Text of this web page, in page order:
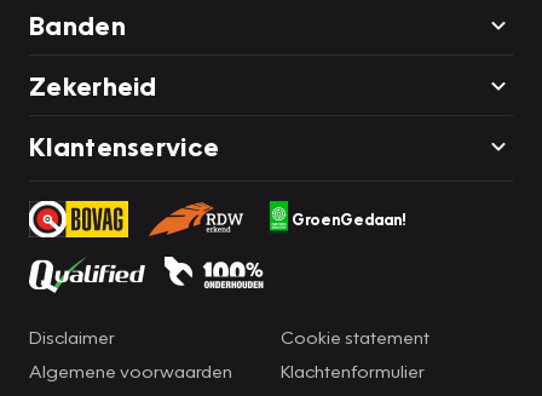
Banden
Zekerheid
Klantenservice
GroenGedaan!
Disclaimer
Algemene voorwaarden
Cookie statement
Klachtenformulier